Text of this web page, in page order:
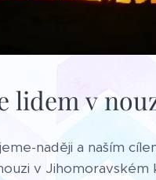
lidem v
naději a naším
v Jihomoravském